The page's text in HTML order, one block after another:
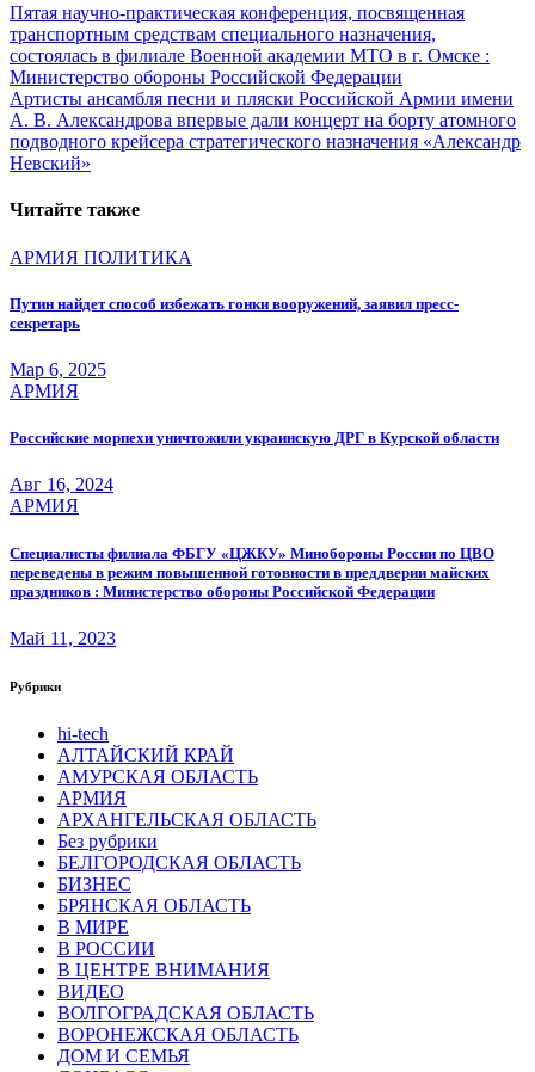
Навигация
по
записям
Пятая научно-практическая конференция, посвященная
транспортным средствам специального назначения,
состоялась в филиале Военной академии МТО в г. Омске :
Министерство обороны Российской Федерации
Артисты ансамбля песни и пляски Российской Армии имени
А. В. Александрова впервые дали концерт на борту атомного
подводного крейсера стратегического назначения «Александр
Невский»
Читайте также
АРМИЯ ПОЛИТИКА
Путин найдет способ избежать гонки вооружений, заявил пресс-
секретарь
Мар 6, 2025
АРМИЯ
Российские морпехи уничтожили украинскую ДРГ в Курской области
Авг 16, 2024
АРМИЯ
Специалисты филиала ФБГУ «ЦЖКУ» Минобороны России по ЦВО
переведены в режим повышенной готовности в преддверии майских
праздников : Министерство обороны Российской Федерации
Май 11, 2023
Рубрики
hi-tech
АЛТАЙСКИЙ КРАЙ
АМУРСКАЯ ОБЛАСТЬ
АРМИЯ
АРХАНГЕЛЬСКАЯ ОБЛАСТЬ
Без рубрики
БЕЛГОРОДСКАЯ ОБЛАСТЬ
БИЗНЕС
БРЯНСКАЯ ОБЛАСТЬ
В МИРЕ
В РОССИИ
В ЦЕНТРЕ ВНИМАНИЯ
ВИДЕО
ВОЛГОГРАДСКАЯ ОБЛАСТЬ
ВОРОНЕЖСКАЯ ОБЛАСТЬ
ДОМ И СЕМЬЯ